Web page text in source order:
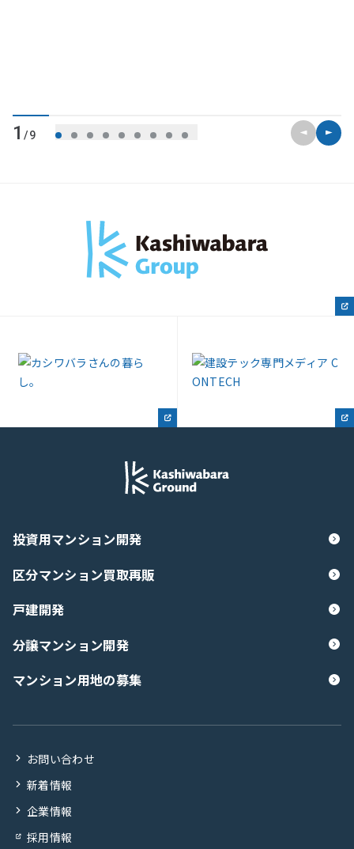
1/9 前のスライ
次のス
投資用マンション開発
区分マンション買取再販
戸建開発
分譲マンション開発
マンション用地の募集
お問い合わせ
新着情報
企業情報
採用情報